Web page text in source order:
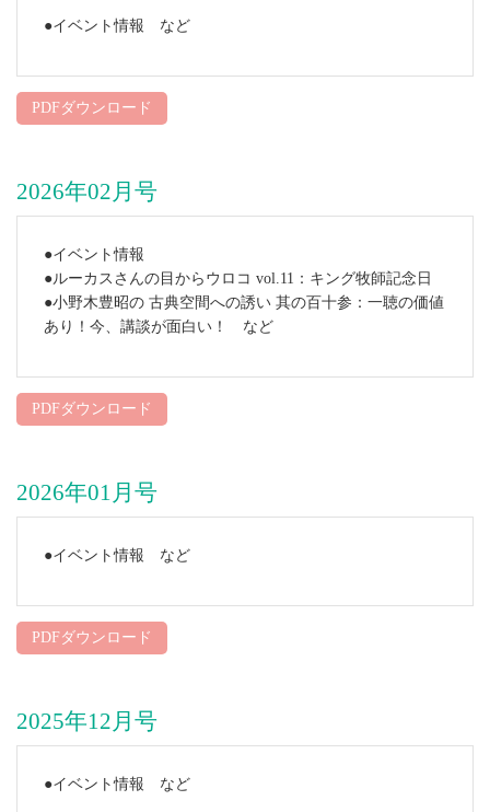
●イベント情報 など
PDFダウンロード
2026年02月号
●イベント情報
●ルーカスさんの目からウロコ vol.11：キング牧師記念日
●小野木豊昭の 古典空間への誘い 其の百十参：一聴の価値
あり！今、講談が面白い！ など
PDFダウンロード
2026年01月号
●イベント情報 など
PDFダウンロード
2025年12月号
●イベント情報 など